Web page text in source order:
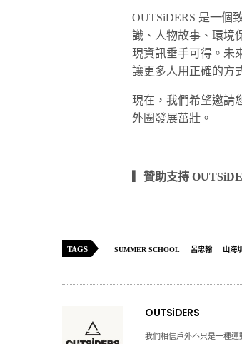
OUTSiDERS 是一個
識、人物故事、環境
現資訊垂手可得。未
讓更多人用正確的方
現在，我們希望邀請
外圈發展茁壯。
▎贊助支持
TAGS SUMMER SCHOOL 呂忠翰 山海圳
OUTSiDERS
我們相信戶外不只是一種運